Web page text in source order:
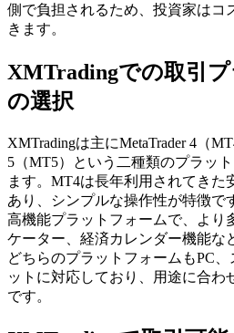
側で負担されるため、投資家はコ
きます。
XMTradingでの取引
の選択
XMTradingは主にMetaTrader 4（
5（MT5）という二種類のプラッ
ます。MT4は長年利用されてきた
あり、シンプルな操作性が特徴で
高機能プラットフォームで、より
ケーター、経済カレンダー機能な
どちらのプラットフォームもPC
ットに対応しており、用途に合わ
です。